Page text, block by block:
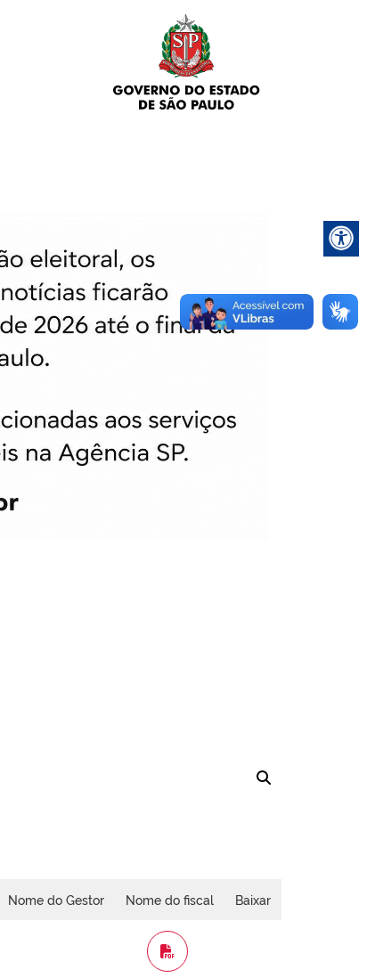
Nome do Gestor Nome do fiscal Baixar
WORD